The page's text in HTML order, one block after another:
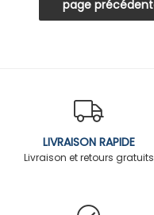
LIVRAISON RAPIDE
Livraison et retours gratuits